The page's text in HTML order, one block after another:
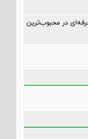
در محبوب‌ترین